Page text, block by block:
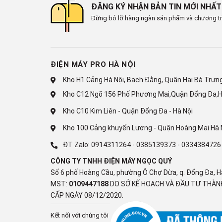
74,5kg
Xuất xứ & Bảo hành
Electrolux
Xuất xứ thương hiệu:
Thụy Điển
Thái Lan
Bảo hành:
24 tháng theo chính sách Hãng
Thông tin sản phẩm
Bạn đang tìm kiếm một chiếc máy giặt vừa mạnh
300 EWF1024D3EC với công nghệ HygienicCare
DelicatesPlus nâng niu vải mỏng là lựa chọn
năng, trong khi cửa lồng giặt lớn dễ dàng thao tác,
ĐĂNG KÝ NHẬN BẢN TIN MỚI NHẤT
Đừng bỏ lỡ hàng ngàn sản phẩm và chương
ĐIỆN MÁY PRO HÀ NỘI
Kho H1 Cảng Hà Nội, Bạch Đằng, Quận Hai Bà
Kho C12 Ngõ 156 Phố Phương Mai,Quận Đống
Kho C10 Kim Liên - Quận Đống Đa - Hà Nội
Kho 100 Cảng khuyến Lương - Quận Hoàng Mai Hà
ĐT Zalo: 0914311264 - 0385139373 - 0334384726
CÔNG TY TNHH ĐIỆN MÁY NGỌC QUÝ
Số 6 phố Hoàng Cầu, phường Ô Chợ Dừa, q. Đống Đa,
MST: 0109447188DO SỞ KẾ HOẠCH VÀ ĐẦU TƯ
CẤP NGÀY 08/12/2020.
Kết nối với chúng tôi